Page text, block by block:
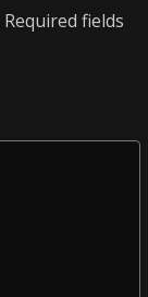
Required fields